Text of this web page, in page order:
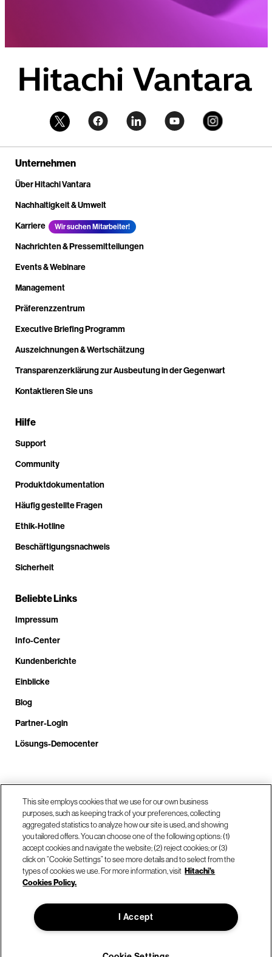
Unternehmen
Über Hitachi Vantara
Nachhaltigkeit & Umwelt
Karriere
Wir suchen Mitarbeiter!
Nachrichten & Pressemitteilungen
Events & Webinare
Management
Präferenzzentrum
Executive Briefing Programm
Auszeichnungen & Wertschätzung
Transparenzerklärung zur Ausbeutung in der Gegenwart
Kontaktieren Sie uns
Hilfe
Support
Community
Produktdokumentation
Häufig gestellte Fragen
Ethik-Hotline
Beschäftigungsnachweis
Sicherheit
Beliebte Links
Impressum
Info-Center
Kundenberichte
Einblicke
Blog
Partner-Login
Lösungs-Democenter
Unsere Standorte
Kontaktieren Sie uns
© Hitachi Vantara LLC 2026. Alle Rechte vorbehalten.
Nutzungsbedingungen
Datenschutzerklärung
Rechtliches
This site employs cookies that we use for our own business
purposes, such as keeping track of your preferences, collecting
aggregated statistics to analyze how our site is used, and showing
you tailored offers. You can choose one of the following options: (1)
accept cookies and navigate the website; (2) reject cookies; or (3)
click on “Cookie Settings” to see more details and to select from the
types of cookies we use. For more information, visit Hitachi's
Cookies Policy.
I Accept